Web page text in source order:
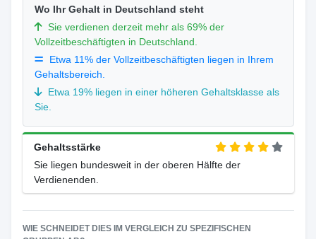
Wo Ihr Gehalt in Deutschland steht
Sie verdienen derzeit mehr als 69% der
Vollzeitbeschäftigten in Deutschland.
Etwa 11% der Vollzeitbeschäftigten liegen in Ihrem
Gehaltsbereich.
Etwa 19% liegen in einer höheren Gehaltsklasse als
Sie.
Gehaltsstärke
Sie liegen bundesweit in der oberen Hälfte der
Verdienenden.
WIE SCHNEIDET DIES IM VERGLEICH ZU SPEZIFISCHEN